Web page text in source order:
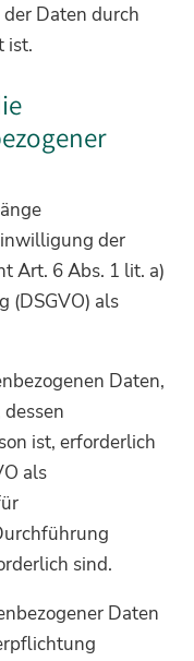
Daten durch
ist.
der
Art. 6 Abs. 1 lit. a)
(DSGVO) als
Daten,
ist, erforderlich
als
sind.
Daten